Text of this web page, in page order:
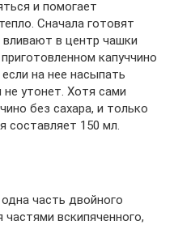
и помогает
Сначала готовят
в центр чашки
капуччино
на нее насыпать
утонет. Хотя сами
без сахара, и только
составляет 150 мл.
часть двойного
вскипяченного,